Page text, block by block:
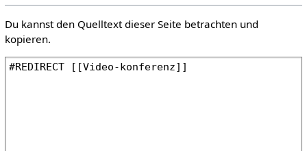
Du kannst den Quelltext dieser Seite betrachten und
kopieren.